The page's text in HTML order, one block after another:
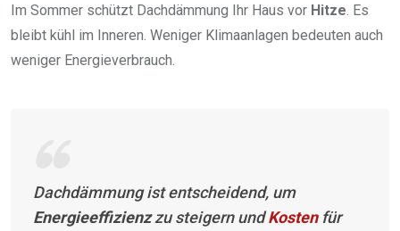
Im Sommer schützt Dachdämmung Ihr Haus vor Hitze . Es
bleibt kühl im Inneren. Weniger Klimaanlagen bedeuten auch
weniger Energieverbrauch.
Dachdämmung ist entscheidend, um
Energieeffizienzzu steigern undKostenfür